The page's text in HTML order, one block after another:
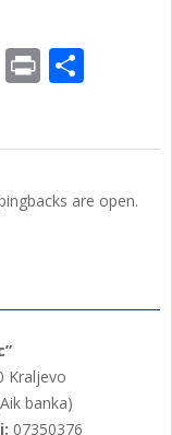
Email
Print
are open.
Kraljevo
banka)
07350376